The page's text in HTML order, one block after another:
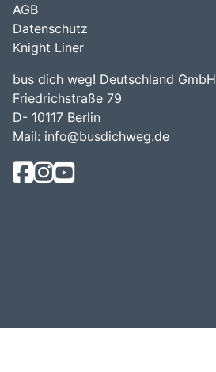
AGB
Datenschutz
Knight Liner
bus dich weg! Deutschland GmbH
Friedrichstraße 79
D- 10117 Berlin
Mail: info@busdichweg.de